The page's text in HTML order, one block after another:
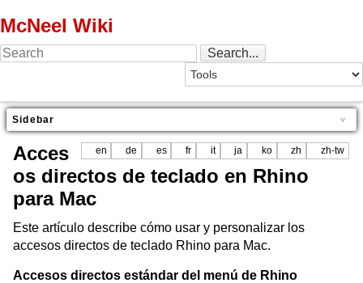
McNeel Wiki
Sidebar
en de es fr it ja ko zh zh-tw
Acces
os directos de teclado en Rhino
para Mac
Este artículo describe cómo usar y personalizar los
accesos directos de teclado Rhino para Mac.
Accesos directos estándar del menú de Rhino